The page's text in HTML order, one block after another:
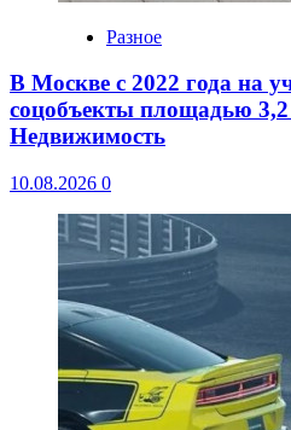
Разное
В Москве с 2022 года на
соцобъекты площадью
Недвижимость
10.08.2026 0